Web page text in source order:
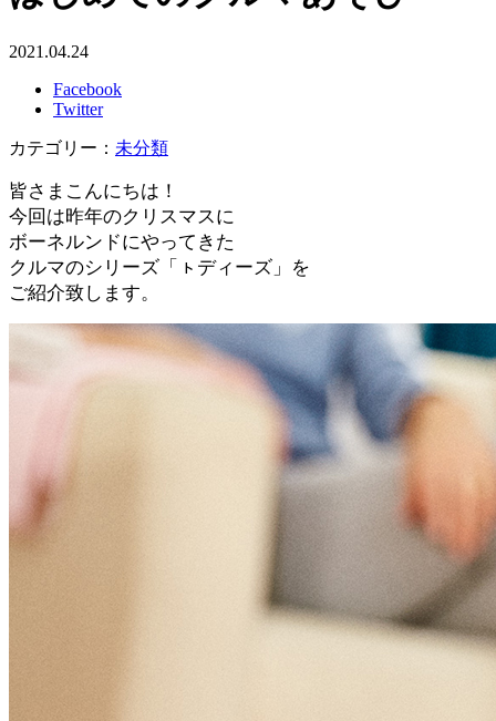
2021.04.24
Facebook
Twitter
カテゴリー： 未分類
皆さまこんにちは！
今回は昨年のクリスマスに
ボーネルンドにやってきた
クルマのシリーズ「ㇳディーズ」を
ご紹介致します。